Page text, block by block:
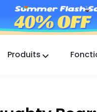
Produits